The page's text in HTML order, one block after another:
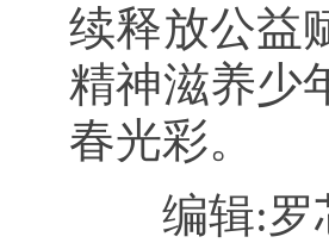
续释放公益
精神滋养少
春光彩。
编辑:罗